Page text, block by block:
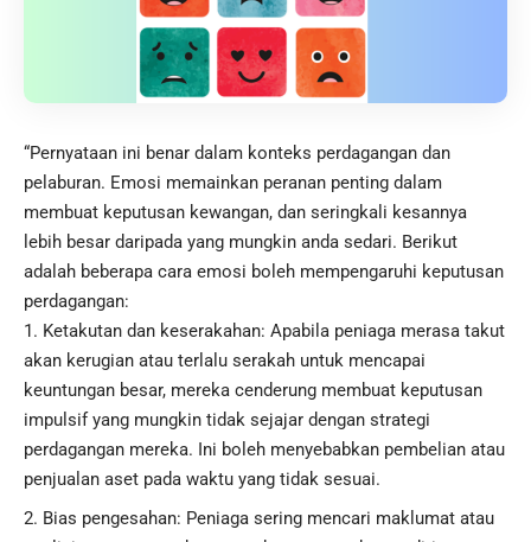
“Pernyataan ini benar dalam konteks perdagangan dan
pelaburan. Emosi memainkan peranan penting dalam
membuat keputusan kewangan, dan seringkali kesannya
lebih besar daripada yang mungkin anda sedari. Berikut
adalah beberapa cara emosi boleh mempengaruhi keputusan
perdagangan:
Ketakutan dan keserakahan: Apabila peniaga merasa takut
akan kerugian atau terlalu serakah untuk mencapai
keuntungan besar, mereka cenderung membuat keputusan
impulsif yang mungkin tidak sejajar dengan strategi
perdagangan mereka. Ini boleh menyebabkan pembelian atau
penjualan aset pada waktu yang tidak sesuai.
Bias pengesahan: Peniaga sering mencari maklumat atau